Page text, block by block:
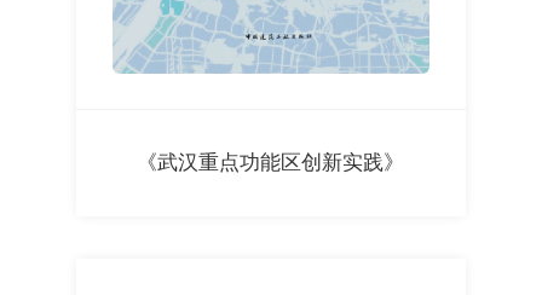
《武汉重点功能区创新实践》